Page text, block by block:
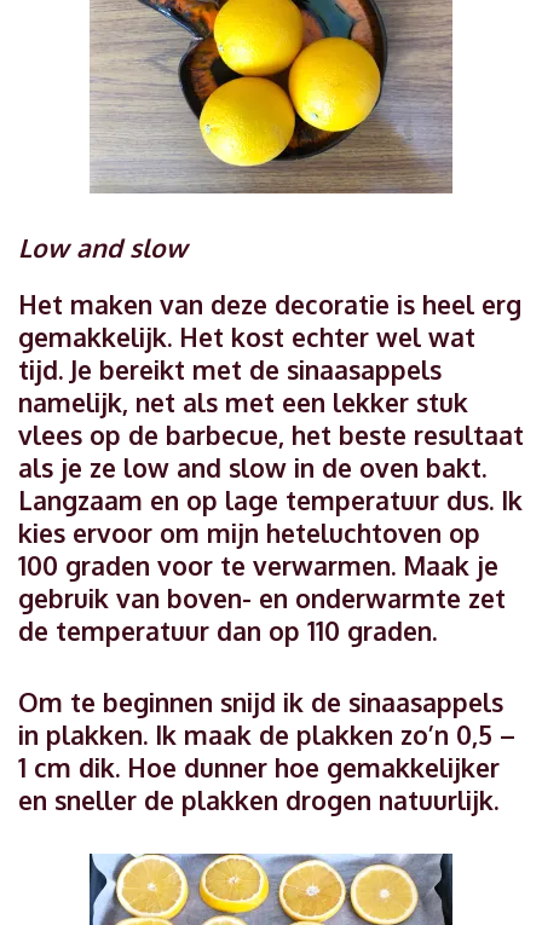
Low and slow
Het maken van deze decoratie is heel erg
gemakkelijk. Het kost echter wel wat
tijd. Je bereikt met de sinaasappels
namelijk, net als met een lekker stuk
vlees op de barbecue, het beste resultaat
als je ze low and slow in de oven bakt.
Langzaam en op lage temperatuur dus. Ik
kies ervoor om mijn heteluchtoven op
100 graden voor te verwarmen. Maak je
gebruik van boven- en onderwarmte zet
de temperatuur dan op 110 graden.
Om te beginnen snijd ik de sinaasappels
in plakken. Ik maak de plakken zo’n 0,5 –
1 cm dik. Hoe dunner hoe gemakkelijker
en sneller de plakken drogen natuurlijk.